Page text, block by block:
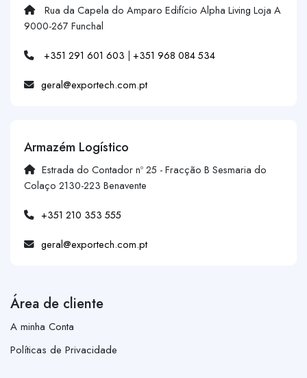
Rua da Capela do Amparo Edifício Alpha Living Loja A
9000-267 Funchal
+351 291 601 603 | +351 968 084 534
geral@exportech.com.pt
Armazém Logístico
Estrada do Contador nº 25 - Fracção B Sesmaria do
Colaço 2130-223 Benavente
+351 210 353 555
geral@exportech.com.pt
Área de cliente
A minha Conta
Políticas de Privacidade